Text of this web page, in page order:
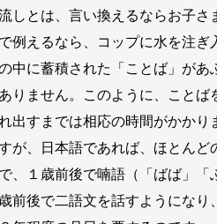
しとは、言い換えるならお子さ
例えるなら、コップに水を注
中に蓄積された「ことば」が
りません。このように、こと
出すまでは相応の時間がかかり
が、日本語であれば、ほとんど
、１歳前後で喃語（「ばば」
前後で二語文を話すようにな